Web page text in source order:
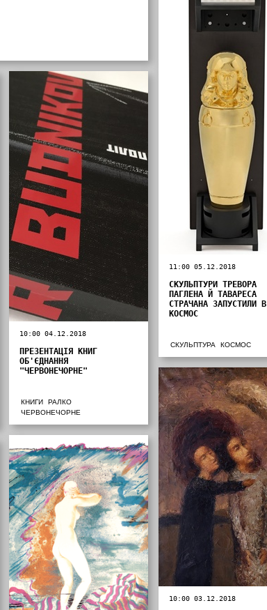
11:00 05.12.2018
СКУЛЬПТУРИ ТРЕВОРА
ПАГЛЕНА Й ТАВАРЕСА
СТРАЧАНА ЗАПУСТИЛИ В
КОСМОС
СКУЛЬПТУРА КОСМОС
10:00 04.12.2018
ПРЕЗЕНТАЦІЯ КНИГ
ОБ'ЄДНАННЯ
"ЧЕРВОНЕЧОРНЕ"
КНИГИ
РАЛКО
ЧЕРВОНЕЧОРНЕ
10:00 03.12.2018